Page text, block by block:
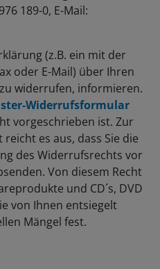
189-0, E-Mail:
(z.B. ein mit der
oder E-Mail) über Ihren
widerrufen, informieren.
Widerrufsformular
vorgeschrieben ist. Zur
es aus, dass Sie die
des Widerrufsrechts vor
Von diesem Recht
und CD´s, DVD
von Ihnen entsiegelt
Mängel fest.